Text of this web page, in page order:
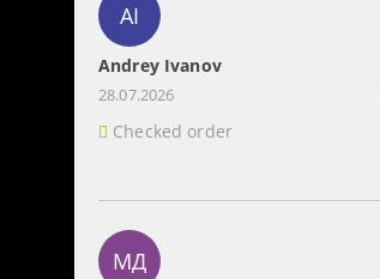
AI
Andrey Ivanov
28.07.2026
Checked order
МД